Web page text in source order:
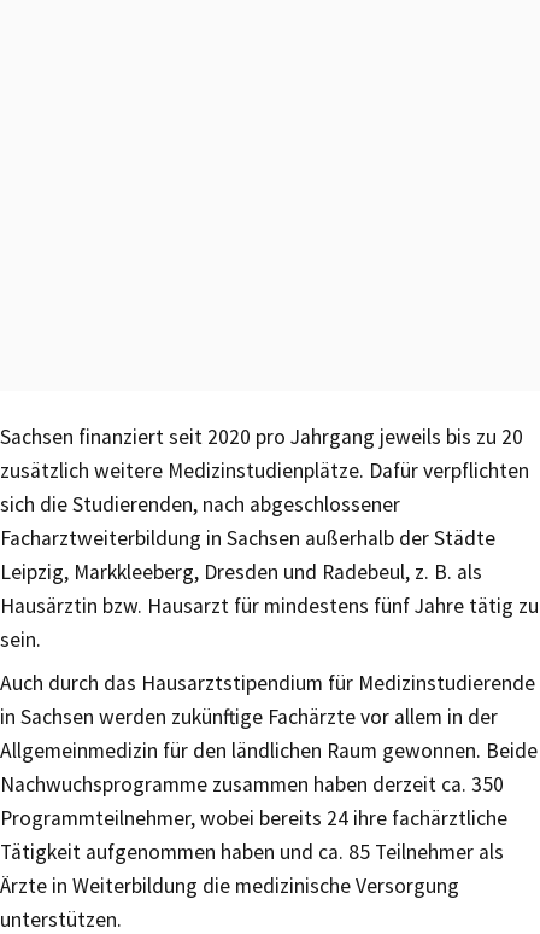
Sachsen finanziert seit 2020 pro Jahrgang jeweils bis zu 20
zusätzlich weitere Medizinstudienplätze. Dafür verpflichten
sich die Studierenden, nach abgeschlossener
Facharztweiterbildung in Sachsen außerhalb der Städte
Leipzig, Markkleeberg, Dresden und Radebeul, z. B. als
Hausärztin bzw. Hausarzt für mindestens fünf Jahre tätig zu
sein.
Auch durch das Hausarztstipendium für Medizinstudierende
in Sachsen werden zukünftige Fachärzte vor allem in der
Allgemeinmedizin für den ländlichen Raum gewonnen. Beide
Nachwuchsprogramme zusammen haben derzeit ca. 350
Programmteilnehmer, wobei bereits 24 ihre fachärztliche
Tätigkeit aufgenommen haben und ca. 85 Teilnehmer als
Ärzte in Weiterbildung die medizinische Versorgung
unterstützen.